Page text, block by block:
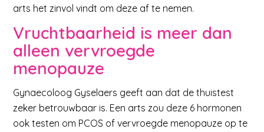
arts het zinvol vindt om deze af te nemen.
Vruchtbaarheid is meer dan
alleen vervroegde
menopauze
Gynaecoloog Gyselaers geeft aan dat de thuistest
zeker betrouwbaar is. Een arts zou deze 6 hormonen
ook testen om PCOS of vervroegde menopauze op te